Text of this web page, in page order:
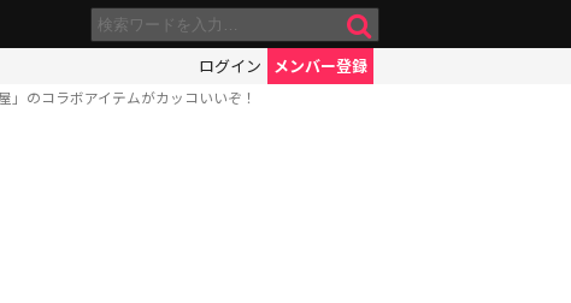
ログイン メンバー登録
のコラボアイテムがカッコいいぞ！